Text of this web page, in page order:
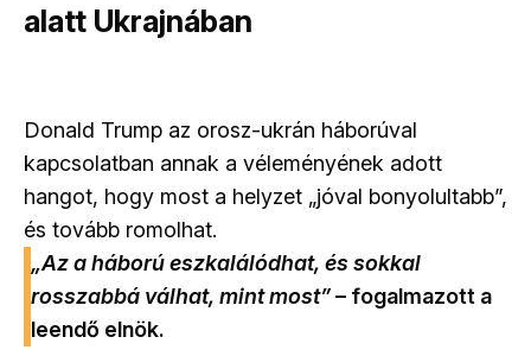
alatt Ukrajnában
Donald Trump az orosz-ukrán háborúval
kapcsolatban annak a véleményének adott
hangot, hogy most a helyzet „jóval bonyolultabb”,
és tovább romolhat.
„Az a háború eszkalálódhat, és sokkal
rosszabbá válhat, mint most”– fogalmazott a
leendő elnök.